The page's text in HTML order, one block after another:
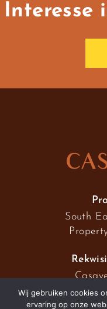
Interesse
South
Wij gebruiken cookies
ervaring op onze